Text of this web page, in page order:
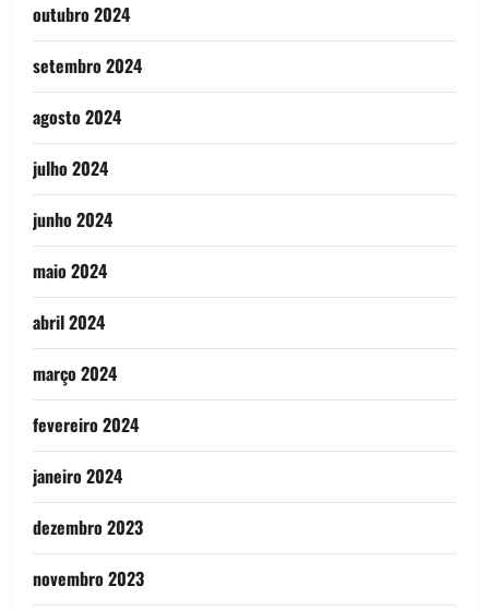
outubro 2024
setembro 2024
agosto 2024
julho 2024
junho 2024
maio 2024
abril 2024
março 2024
fevereiro 2024
janeiro 2024
dezembro 2023
novembro 2023